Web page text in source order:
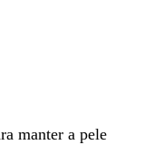
manter a pele